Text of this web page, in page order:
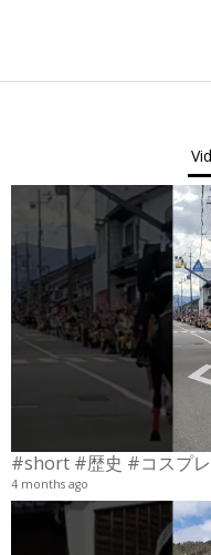
#short #歴史 #コスプ
4 months ago